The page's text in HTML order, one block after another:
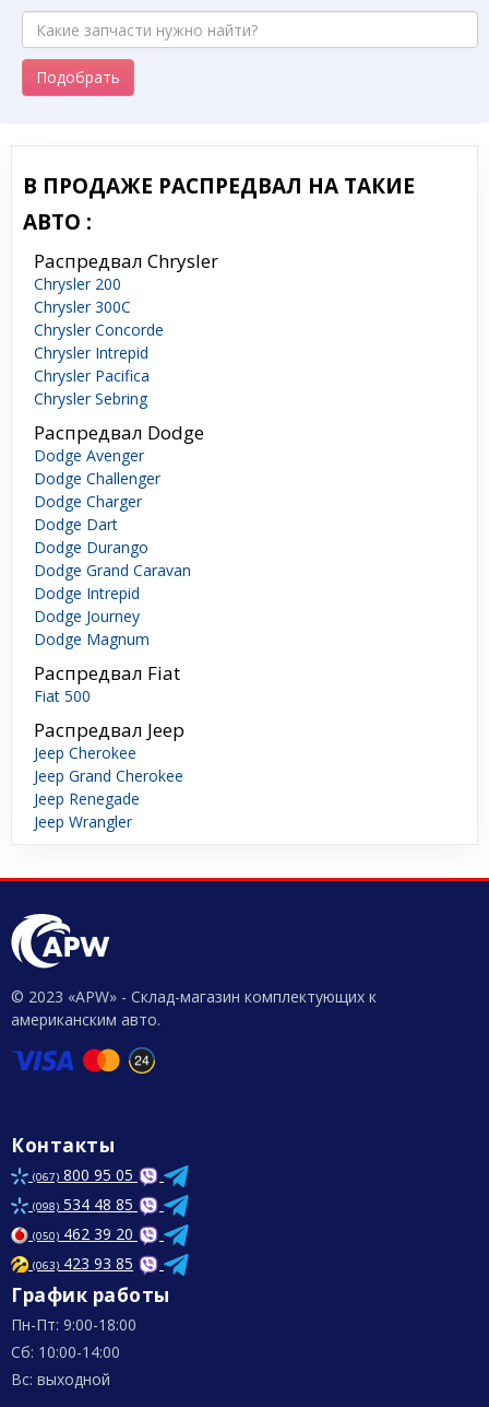
Подобрать
В ПРОДАЖЕ РАСПРЕДВАЛ НА ТАКИЕ
АВТО :
Распредвал Chrysler
Chrysler 200
Chrysler 300C
Chrysler Concorde
Chrysler Intrepid
Chrysler Pacifica
Chrysler Sebring
Распредвал Dodge
Dodge Avenger
Dodge Challenger
Dodge Charger
Dodge Dart
Dodge Durango
Dodge Grand Caravan
Dodge Intrepid
Dodge Journey
Dodge Magnum
Распредвал Fiat
Fiat 500
Распредвал Jeep
Jeep Cherokee
Jeep Grand Cherokee
Jeep Renegade
Jeep Wrangler
© 2023 «APW» - Склад-магазин комплектующих к
американским авто.
Контакты
(067) 800 95 05
(098) 534 48 85
(050) 462 39 20
(063) 423 93 85
График работы
Пн-Пт: 9:00-18:00
Сб: 10:00-14:00
Вс: выходной